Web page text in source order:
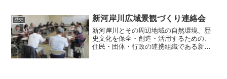
加藤、小林氏の７苗（家）が主...
歴史 新河岸川広域景観づくり連絡会
新河岸川とその周辺地域の自然環境、歴
史文化を保全・創造・活用するための、
住民・団体・行政の連携組織である新河